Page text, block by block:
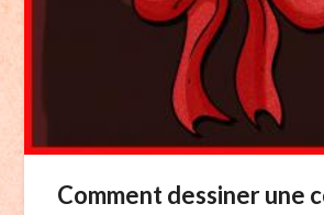
Comment dessiner une